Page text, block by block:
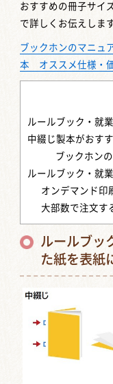
おすすめの冊子サイ
で詳しくお伝えしま
ブックホンのマニュ
本 オススメ仕様・
ルールブック・就
中綴じ製本がおす
ブックホン
ルールブック・就
オンデマンド印
大部数で注文す
ルールブッ
た紙を表紙